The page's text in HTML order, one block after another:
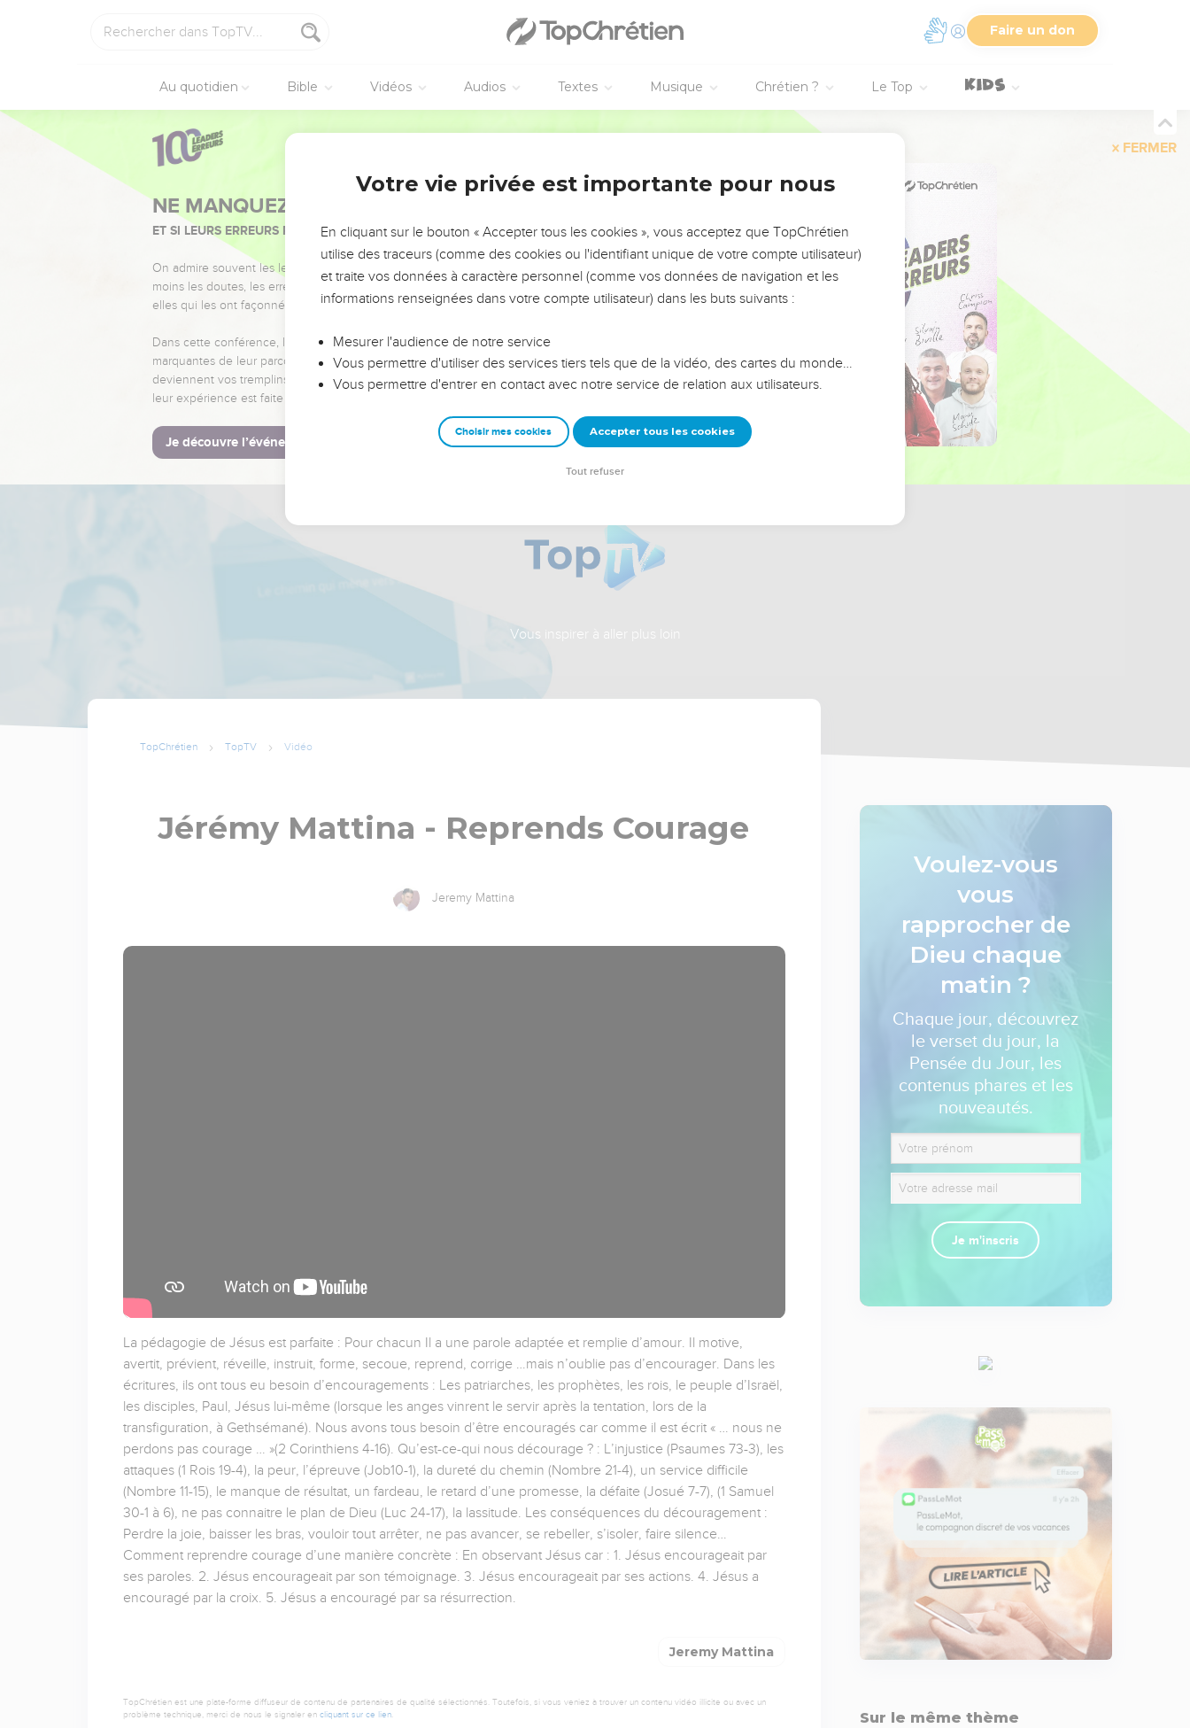
Faire un don
Au quotidien Bible Vidéos Audios Textes Musique Chrétien ? Le Top
FERMER
NE MANQUEZ PAS L’ÉVÉNEMENT DE L’ANNÉE !
ET SI LEURS ERREURS POUVAIENT VOUS ÉVITER LES VOTRES ?
On admire souvent les leaders pour leurs réussites, leur impact, leur foi ou leur vision. Mais on voit
moins les doutes, les erreurs et les saisons difficiles qu'ils ont traversés, alors même que ce sont
elles qui les ont façonnés.
Dans cette conférence, leaders, entrepreneurs, et responsables reviennent sur les erreurs
marquantes de leur parcours et les clés pour avancer avec plus de sagesse afin que leurs erreurs
deviennent vos tremplins. Que vous guidiez un ministère, une équipe, un groupe ou une famille,
leur expérience est faite pour vous.
Je découvre l’événement
Vous inspirer à aller plus loin
TopChrétien TopTV Vidéo
Jérémy Mattina - Reprends Courage
Jeremy Mattina
La pédagogie de Jésus est parfaite : Pour chacun Il a une parole adaptée et remplie d’amour. Il motive,
avertit, prévient, réveille, instruit, forme, secoue, reprend, corrige …mais n’oublie pas d’encourager. Dans les
écritures, ils ont tous eu besoin d’encouragements : Les patriarches, les prophètes, les rois, le peuple d’Israël,
les disciples, Paul, Jésus lui-même (lorsque les anges vinrent le servir après la tentation, lors de la
transfiguration, à Gethsémané). Nous avons tous besoin d’être encouragés car comme il est écrit « … nous ne
perdons pas courage … »(2 Corinthiens 4-16). Qu’est-ce-qui nous décourage ? : L’injustice (Psaumes 73-3), les
attaques (1 Rois 19-4), la peur, l’épreuve (Job10-1), la dureté du chemin (Nombre 21-4), un service difficile
(Nombre 11-15), le manque de résultat, un fardeau, le retard d’une promesse, la défaite (Josué 7-7), (1 Samuel
30-1 à 6), ne pas connaitre le plan de Dieu (Luc 24-17), la lassitude. Les conséquences du découragement :
Perdre la joie, baisser les bras, vouloir tout arrêter, ne pas avancer, se rebeller, s’isoler, faire silence…
Comment reprendre courage d’une manière concrète : En observant Jésus car : 1. Jésus encourageait par
ses paroles. 2. Jésus encourageait par son témoignage. 3. Jésus encourageait par ses actions. 4. Jésus a
encouragé par la croix. 5. Jésus a encouragé par sa résurrection.
Jeremy Mattina
TopChrétien est une plate-forme diffuseur de contenu de partenaires de qualité sélectionnés. Toutefois, si vous veniez à trouver un contenu vidéo illicite ou avec un
problème technique, merci de nous le signaler en cliquant sur ce lien.
Voulez-vous
vous
rapprocher de
Dieu chaque
matin ?
Chaque jour, découvrez
le verset du jour, la
Pensée du Jour, les
contenus phares et les
nouveautés.
Je m'inscris
Sur le même thème
Votre vie privée est importante pour nous
En cliquant sur le bouton « Accepter tous les cookies », vous acceptez que TopChrétien
utilise des traceurs (comme des cookies ou l'identifiant unique de votre compte utilisateur)
et traite vos données à caractère personnel (comme vos données de navigation et les
informations renseignées dans votre compte utilisateur) dans les buts suivants :
Mesurer l'audience de notre service
Vous permettre d'utiliser des services tiers tels que de la vidéo, des cartes du monde…
Vous permettre d'entrer en contact avec notre service de relation aux utilisateurs.
Choisir mes cookies Accepter tous les cookies
Tout refuser